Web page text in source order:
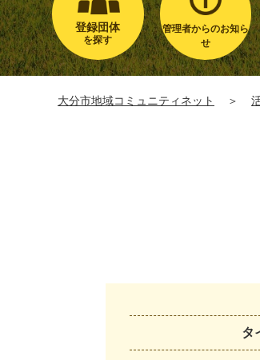
登録団体
を探す
管理者からのお知ら
せ
大分市地域コミュニティネット ＞
タ